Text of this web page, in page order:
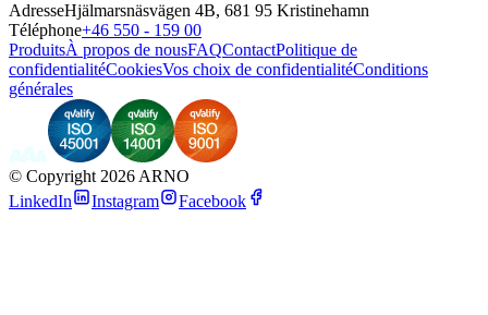
AdresseHjälmarsnäsvägen 4B, 681 95 Kristinehamn
Téléphone+46 550 - 159 00
ProduitsÀ propos de nousFAQContactPolitique de
confidentialitéCookiesVos choix de confidentialitéConditions
générales
© Copyright 2026 ARNO
LinkedIn
Instagram Facebook